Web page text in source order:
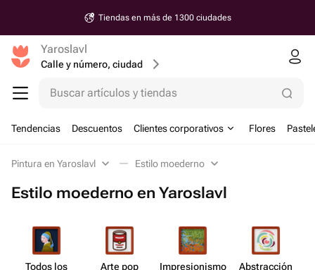
Tiendas en más de 1300 ciudades
Yaroslavl
Calle y número, ciudad
Buscar artículos y tiendas
Tendencias Descuentos Clientes corporativos Flores
Pintura en Yaroslavl Estilo moederno
Estilo moederno en Yaroslavl
Todos los
Arte pop Impresi​onismo Abstr​acción